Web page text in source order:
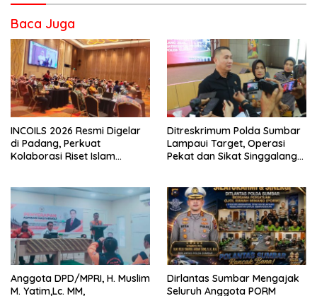
Baca Juga
INCOILS 2026 Resmi Digelar
di Padang, Perkuat
Kolaborasi Riset Islam
Ditreskrimum Polda Sumbar
Lampaui Target, Operasi
Pekat dan Sikat Singgalang
Anggota DPD/MPRI, H. Muslim
M. Yatim,Lc. MM,
Dirlantas Sumbar Mengajak
Seluruh Anggota PORM